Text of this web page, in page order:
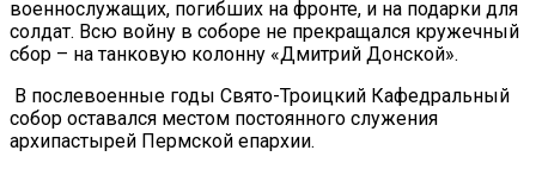
военнослужащих, погибших на фронте, и на подарки для
солдат. Всю войну в соборе не прекращался кружечный
сбор – на танковую колонну «Дмитрий Донской».
В послевоенные годы Свято-Троицкий Кафедральный
собор оставался местом постоянного служения
архипастырей Пермской епархии.